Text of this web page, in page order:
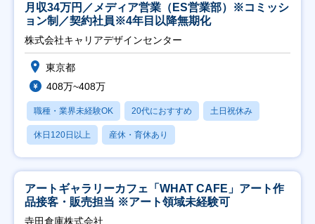
月収34万円／メディア営業（ES営業部）※コミッシ
ョン制／契約社員※4年目以降無期化
株式会社キャリアデザインセンター
東京都
408万~408万
職種・業界未経験OK 20代におすすめ 土日祝休み
休日120日以上 産休・育休あり
アートギャラリーカフェ「WHAT CAFE」アート作
品接客・販売担当 ※アート領域未経験可
寺田倉庫株式会社